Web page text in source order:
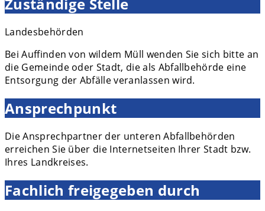
Zuständige Stelle
Landesbehörden
Bei Auffinden von wildem Müll wenden Sie sich bitte an
die Gemeinde oder Stadt, die als Abfallbehörde eine
Entsorgung der Abfälle veranlassen wird.
Ansprechpunkt
Die Ansprechpartner der unteren Abfallbehörden
erreichen Sie über die Internetseiten Ihrer Stadt bzw.
Ihres Landkreises.
Fachlich freigegeben durch